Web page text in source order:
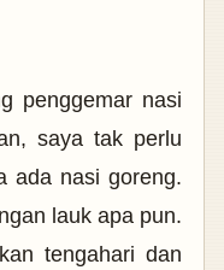
penggemar nasi
saya tak perlu
ada nasi goreng.
lauk apa pun.
tengahari dan